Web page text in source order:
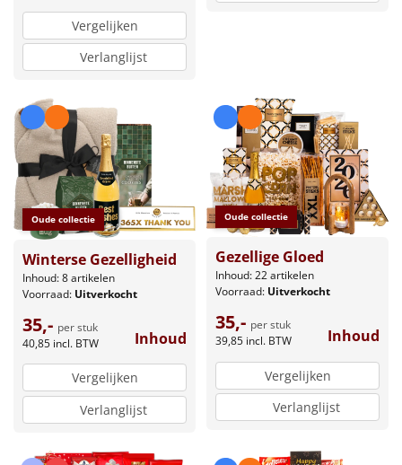
Vergelijken
Verlanglijst
Oude collectie
Winterse Gezelligheid
Inhoud: 8 artikelen
Voorraad: Uitverkocht
35,- per stuk
40,85 incl. BTW Inhoud
Vergelijken
Verlanglijst
Oude collectie
Gezellige Gloed
Inhoud: 22 artikelen
Voorraad: Uitverkocht
35,- per stuk
39,85 incl. BTW Inhoud
Vergelijken
Verlanglijst